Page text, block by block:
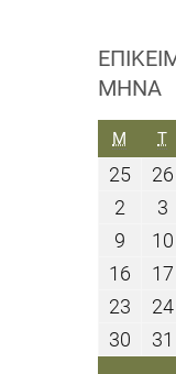
ΜΉΝΑ
M T
2525
2022
26
2
Μαΐου
2022
3
9
Μαΐου
2022
10
16
Μαΐου
2022
17
23
Μαΐου
2022
24
30 31